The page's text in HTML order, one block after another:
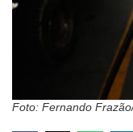
Foto: Fernando